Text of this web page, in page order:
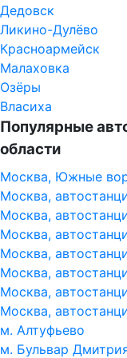
Дедовск
Ликино-Дулёво
Красноармейск
Малаховка
Озёры
Власиха
Популярные
области
Москва, Южные
Москва,
Москва,
Москва,
Москва,
Москва,
Москва,
Москва,
м. Алтуфьево
м. Бульвар